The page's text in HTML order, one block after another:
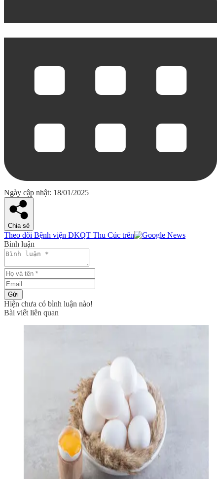
Ngày cập nhật: 18/01/2025
Chia sẻ
Theo dõi Bệnh viện ĐKQT Thu Cúc trên
Bình luận
Gửi
Hiện chưa có bình luận nào!
Bài viết liên quan